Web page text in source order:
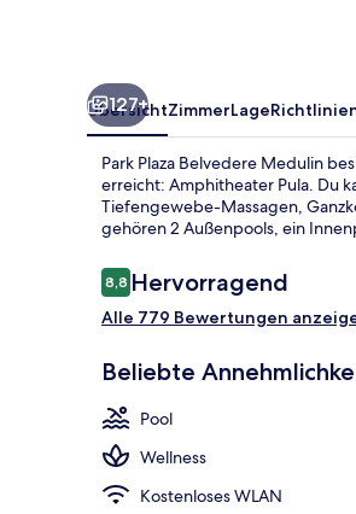
127+
ÜbersichtZimmerLage
Park Plaza Belvedere Medulin
erreicht: Amphitheater Pula. Du
Tiefengewebe-Massagen,
gehören 2 Außenpools, ein
Bewertungen
8,88,8 von 10.
Hervorragend
Alle 779 Bewertungen
Beliebte
Pool
Wellness
Kostenloses WLAN